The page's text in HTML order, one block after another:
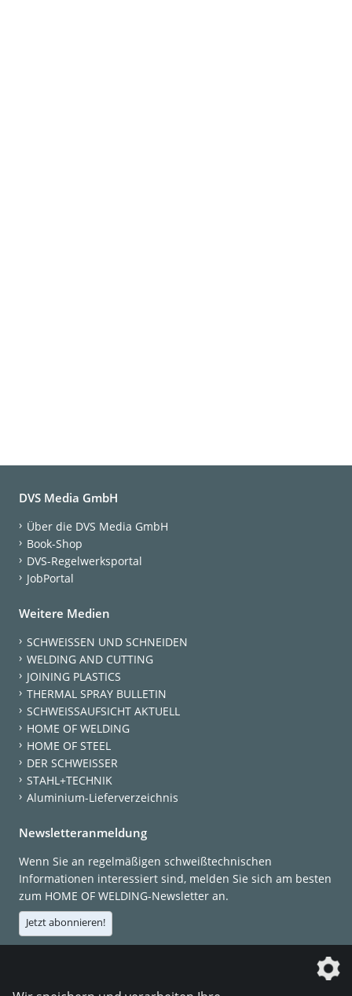
DVS Media GmbH
Über die DVS Media GmbH
Book-Shop
DVS-Regelwerksportal
JobPortal
Weitere Medien
SCHWEISSEN UND SCHNEIDEN
WELDING AND CUTTING
JOINING PLASTICS
THERMAL SPRAY BULLETIN
SCHWEISSAUFSICHT AKTUELL
HOME OF WELDING
HOME OF STEEL
DER SCHWEISSER
STAHL+TECHNIK
Aluminium-Lieferverzeichnis
Newsletteranmeldung
Wenn Sie an regelmäßigen schweißtechnischen
Informationen interessiert sind, melden Sie sich am besten
zum HOME OF WELDING-Newsletter an.
Jetzt abonnieren!
Die DVS Media GmbH ist ein Unternehmen der